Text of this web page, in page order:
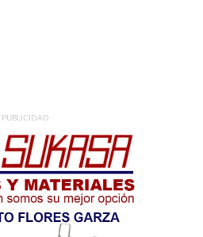
PUBLICIDAD